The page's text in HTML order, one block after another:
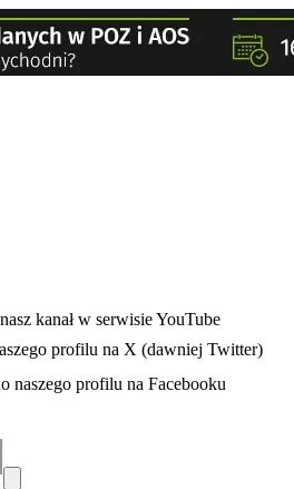
karcie
się w nowej karcie
kanał w serwisie YouTube
profilu na X (dawniej Twitter)
się w nowej karcie
naszego profilu na Facebooku